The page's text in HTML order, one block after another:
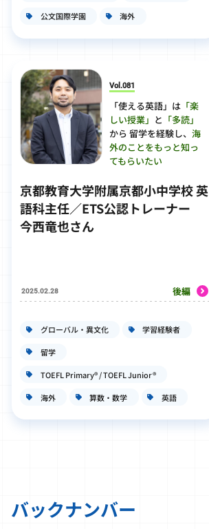
公文国際学園 海外
Vol.081
「使える英語」は「楽
しい授業」 と 「多読」
から 留学を経験し、 海
外のことをもっと知っ
てもらいたい
京都教育大学附属京都小中学校 英
語科主任／ETS公認トレーナー
今西竜也さん
2025.02.28 後編
グローバル・異文化 学習経験者
留学
TOEFL Primary® / TOEFL Junior®
海外 算数・数学 英語
バックナンバー